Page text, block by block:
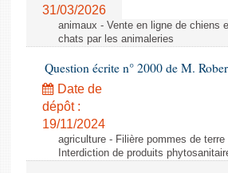
31/03/2026
animaux - Vente en ligne de chiens
chats par les animaleries
Question écrite n° 2000 de M.
Date de
dépôt :
19/11/2024
agriculture - Filière pommes de
Interdiction de produits